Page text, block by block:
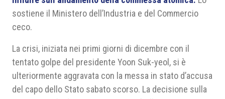
sostiene il Ministero dell’Industria e del Commercio
ceco.
La crisi, iniziata nei primi giorni di dicembre con il
tentato golpe del presidente Yoon Suk-yeol, si è
ulteriormente aggravata con la messa in stato d’accusa
del capo dello Stato sabato scorso. La decisione sulla